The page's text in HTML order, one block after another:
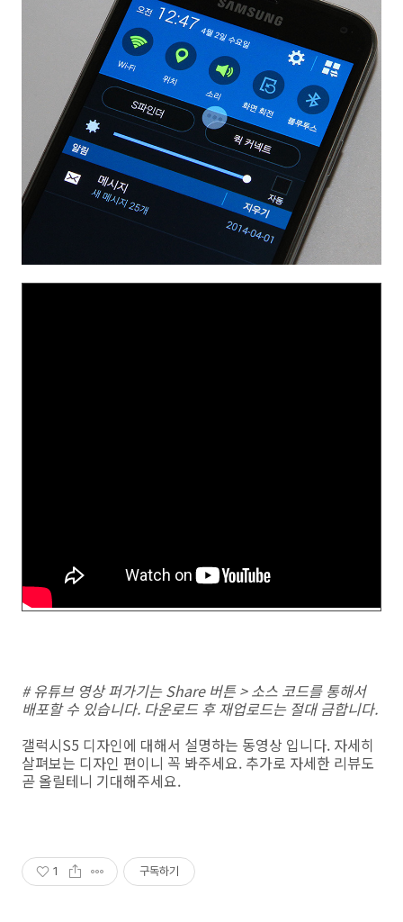
# 유튜브 영상 퍼가기는 Share 버튼 > 소스 코드를 통해서
배포할 수 있습니다. 다운로드 후 재업로드는 절대 금합니다.
갤럭시S5 디자인에 대해서 설명하는 동영상 입니다. 자세히
살펴보는 디자인 편이니 꼭 봐주세요. 추가로 자세한 리뷰도
곧 올릴테니 기대해주세요.
1 구독하기